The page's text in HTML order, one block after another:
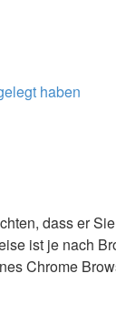
haben
dass er
ist je nach
Chrome